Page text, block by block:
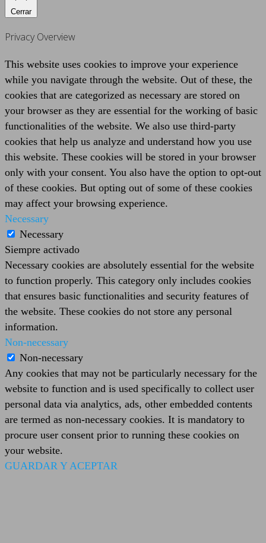
Cerrar
Privacy Overview
This website uses cookies to improve your experience
while you navigate through the website. Out of these, the
cookies that are categorized as necessary are stored on
your browser as they are essential for the working of basic
functionalities of the website. We also use third-party
cookies that help us analyze and understand how you use
this website. These cookies will be stored in your browser
only with your consent. You also have the option to opt-out
of these cookies. But opting out of some of these cookies
may affect your browsing experience.
Necessary
Necessary
Siempre activado
Necessary cookies are absolutely essential for the website
to function properly. This category only includes cookies
that ensures basic functionalities and security features of
the website. These cookies do not store any personal
information.
Non-necessary
Non-necessary
Any cookies that may not be particularly necessary for the
website to function and is used specifically to collect user
personal data via analytics, ads, other embedded contents
are termed as non-necessary cookies. It is mandatory to
procure user consent prior to running these cookies on
your website.
GUARDAR Y ACEPTAR